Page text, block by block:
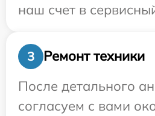
наш счет в
3
Ремонт техники
После детального
согласуем с вами